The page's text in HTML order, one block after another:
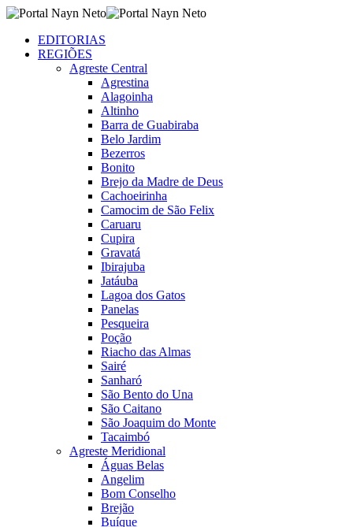
EDITORIAS
REGIÕES
Agreste Central
Agrestina
Alagoinha
Altinho
Barra de Guabiraba
Belo Jardim
Bezerros
Bonito
Brejo da Madre de Deus
Cachoeirinha
Camocim de São Felix
Caruaru
Cupira
Gravatá
Ibirajuba
Jatáuba
Lagoa dos Gatos
Panelas
Pesqueira
Poção
Riacho das Almas
Sairé
Sanharó
São Bento do Una
São Caitano
São Joaquim do Monte
Tacaimbó
Agreste Meridional
Águas Belas
Angelim
Bom Conselho
Brejão
Buíque